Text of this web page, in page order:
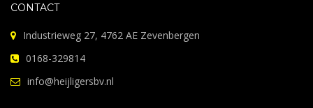
CONTACT
Industrieweg 27, 4762 AE Zevenbergen
0168-329814
info@heijligersbv.nl